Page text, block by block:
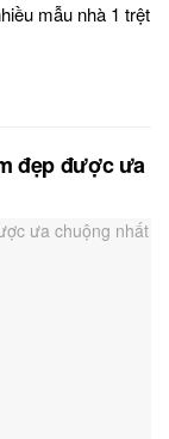
mẫu nhà 1 trệt
đẹp được ưa